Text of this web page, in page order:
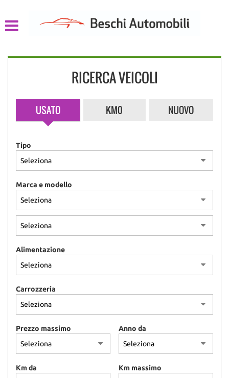
ACQUISTIAMO USATO
CONTATTI
RICERCA VEICOLI
USATO KM0 NUOVO
Tipo
Marca e modello
Alimentazione
Carrozzeria
Prezzo massimo Anno da
Km da Km massimo